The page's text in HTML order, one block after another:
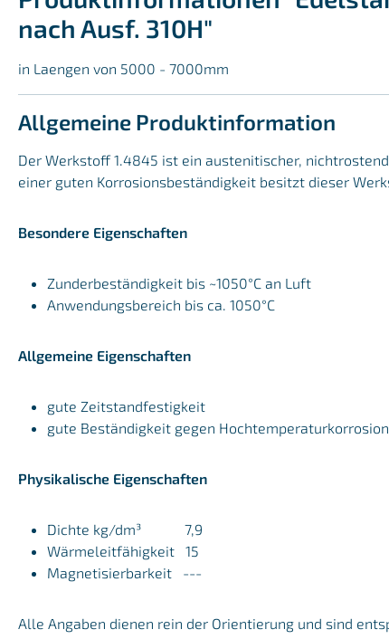
nach Ausf. 310H"
in Laengen von 5000 - 7000mm
Allgemeine Produktinformation
Der Werkstoff 1.4845 ist ein austenitischer,
einer guten Korrosionsbeständigkeit besitzt dieser
Besondere Eigenschaften
Zunderbeständigkeit bis ~1050°C an Luft
Anwendungsbereich bis ca. 1050°C
Allgemeine Eigenschaften
gute Zeitstandfestigkeit
gute Beständigkeit gegen Hochtemperaturkorrosion
Physikalische Eigenschaften
Dichte kg/dm³ 7,9
Wärmeleitfähigkeit 15
Magnetisierbarkeit ---
Alle Angaben dienen rein der Orientierung und sind